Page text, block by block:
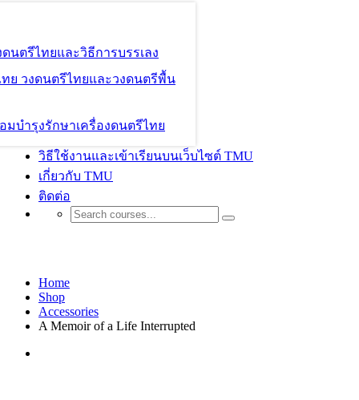
ดนตรีไทยและวิธีการบรรเลง
ทย วงดนตรีไทยและวงดนตรีพื้น
มบำรุงรักษาเครื่องดนตรีไทย
วิธีใช้งานและเข้าเรียนบนเว็บไซต์ TMU
เกี่ยวกับ TMU
ติดต่อ
Home
Shop
Accessories
A Memoir of a Life Interrupted